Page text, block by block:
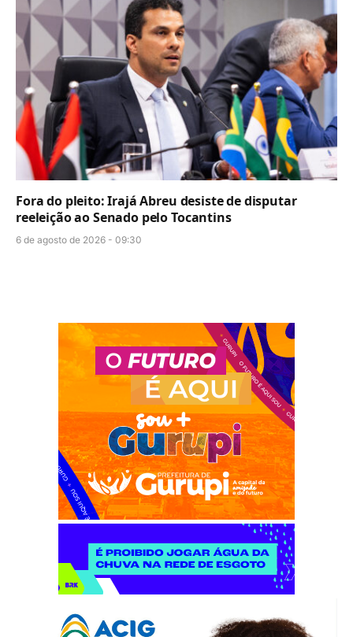
Fora do pleito: Irajá Abreu desiste de disputar
reeleição ao Senado pelo Tocantins
6 de agosto de 2026 - 09:30